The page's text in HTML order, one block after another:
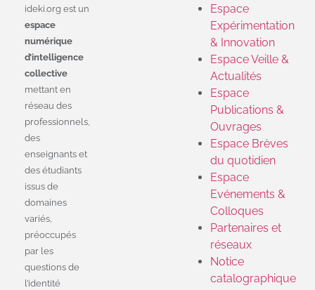
ideki.org est un
espace
numérique
d’intelligence
collective
mettant en
réseau des
professionnels,
des
enseignants et
des étudiants
issus de
domaines
variés,
préoccupés
par les
questions de
l’identité
Espace
Expérimentation
& Innovation
Espace Veille &
Actualités
Espace
Publications &
Ouvrages
Espace Brèves
du quotidien
Espace
Evénements &
Colloques
Partenaires et
réseaux
Notice
catalographique